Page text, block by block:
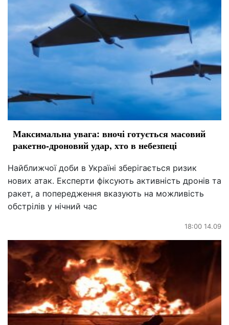
Максимальна увага: вночі готується масовий
ракетно-дроновий удар, хто в небезпеці
Найближчої доби в Україні зберігається ризик
нових атак. Експерти фіксують активність дронів та
ракет, а попередження вказують на можливість
обстрілів у нічний час
18:00 14.09